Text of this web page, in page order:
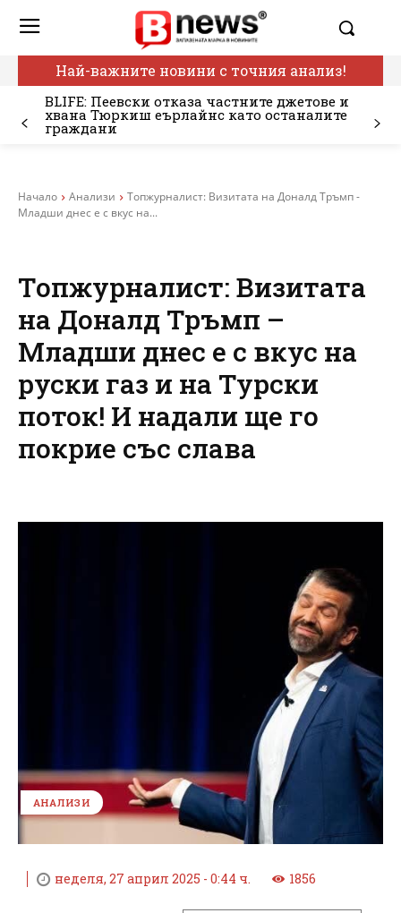
Най-важните новини с точния анализ!
BLIFE: Пеевски отказа частните джетове и
хвана Тюркиш еърлайнс като останалите
граждани
Начало Анализи
Топжурналист: Визитата на Доналд Тръмп -
Младши днес е с вкус на...
Топжурналист: Визитата
на Доналд Тръмп –
Младши днес е с вкус на
руски газ и на Турски
поток! И надали ще го
покрие със слава
АНАЛИЗИ
неделя, 27 април 2025 - 0:44 ч. 1856